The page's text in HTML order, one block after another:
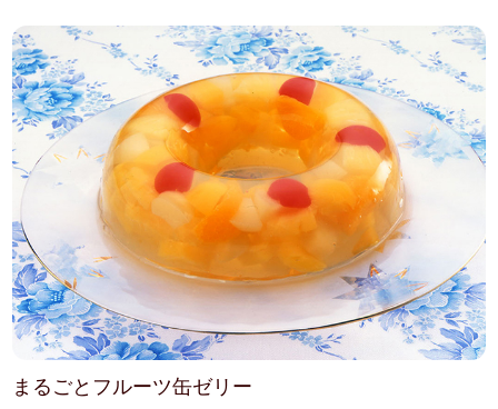
まるごとフルーツ缶ゼリー